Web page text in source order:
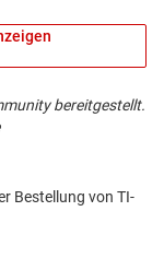
bereitgestellt.
Bestellung von TI-